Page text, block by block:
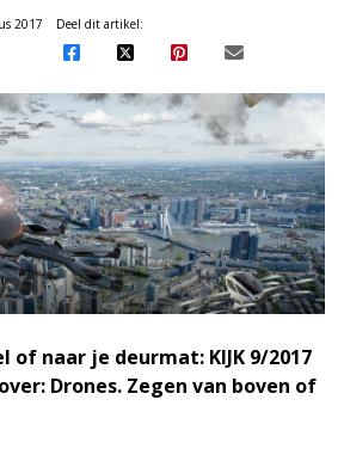
2017
Deel dit artikel:
of naar je deurmat: KIJK 9/2017
Drones. Zegen van boven of